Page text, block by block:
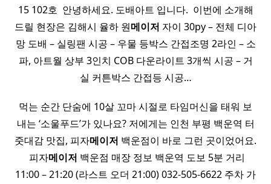
15 102호 ​ 안녕하세요. 도배아트 입니다. ​ 이번에 소개해
드릴 현장은 김해시 율하 원메이저 자이 30py – 전체 디아
망 도배 – 실링팬 시공 – 우물 등박스 간접조명 2라인 – 소
파, 아트월 상부 3인치 COB 다운라이트 3개씩 시공 – 거
실 커튼박스 간접등 시공…
먹는 순간 단숨에 10살 꼬마 시절로 타임머신을 태워 보
내는 ‘소울푸드’가 있나요? 저에게는 인천 부평 백운역 터
줏대감 맛집, 피자메이저 백운점이 바로 그런 곳이었어요.
​ 피자메이저 백운점 매장 정보 백운역 도보 5분 거리
11:00 – 21:20 (라스트 오더 21:00) 032-505-6622 주차 가